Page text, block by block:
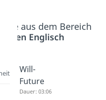
aus dem Bereich
Englisch
Will-
Future
Dauer: 03:06